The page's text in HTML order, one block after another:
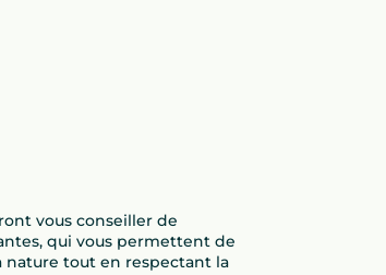
vous conseiller de
qui vous permettent de
nature tout en respectant la